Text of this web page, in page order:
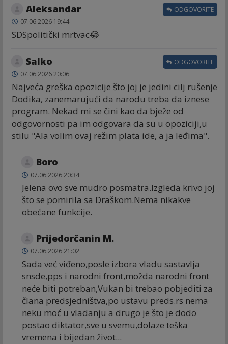
Aleksandar
07.06.2026 19:44
SDSpolitički mrtvac😂
ODGOVORITE
Salko
07.06.2026 20:06
Najveća greška opozicije što joj je jedini cilj rušenje
Dodika, zanemarujući da narodu treba da iznese
program. Nekad mi se čini kao da bježe od
odgovornosti pa im odgovara da su u opoziciji,u
stilu "Ala volim ovaj režim plata ide, a ja leđima".
ODGOVORITE
Boro
07.06.2026 20:34
Jelena ovo sve mudro posmatra.Izgleda krivo joj
što se pomirila sa Draškom.Nema nikakve
obećane funkcije.
Prijedorčanin M.
07.06.2026 21:02
Sada već viđeno,posle izbora vladu sastavlja
snsde,pps i narodni front,možda narodni front
neće biti potreban,Vukan bi trebao pobjediti za
člana predsjedništva,po ustavu preds.rs nema
neku moć u vladanju a drugo je što je dodo
postao diktator,sve u svemu,dolaze teška
vremena i bijedan život...